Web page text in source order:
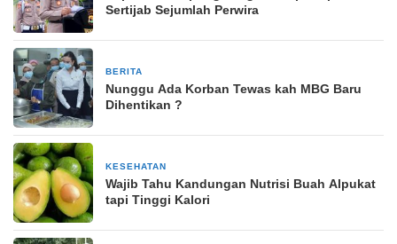
Sertijab Sejumlah Perwira
BERITA
Nunggu Ada Korban Tewas kah MBG Baru
Dihentikan ?
KESEHATAN
Wajib Tahu Kandungan Nutrisi Buah Alpukat
tapi Tinggi Kalori